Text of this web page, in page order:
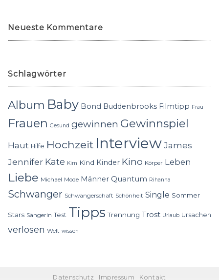
Neueste Kommentare
Schlagwörter
Album Baby Bond Buddenbrooks Filmtipp Frau
Frauen Gesund gewinnen Gewinnspiel
Haut Hilfe Hochzeit InterviewJames
Jennifer Kate Kim Kind Kinder Kino Körper Leben
Liebe Michael Mode Männer Quantum Rihanna
Schwanger Schwangerschaft Schönheit Single Sommer
Stars Sängerin Test Tipps Trennung Trost Urlaub Ursachen
verlosen Welt wissen
Datenschutz Impressum Kontakt